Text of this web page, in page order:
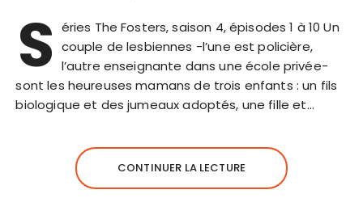
S éries The Fosters, saison 4, épisodes 1 à 10 Un
couple de lesbiennes -l’une est policière,
l’autre enseignante dans une école privée-
sont les heureuses mamans de trois enfants : un fils
biologique et des jumeaux adoptés, une fille et…
CONTINUER LA LECTURE